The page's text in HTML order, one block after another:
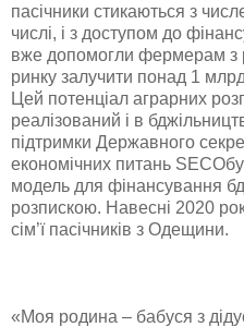
пасічники стикаються з
числі, і з доступом до
вже допомогли фермерам з
ринку залучити понад 1
Цей потенціал аграрних
реалізований і в
підтримки Державного
економічних питань
модель для фінансування
розпискою. Навесні 2020
сім’ї пасічників з Одещини.
«Моя родина – бабуся з